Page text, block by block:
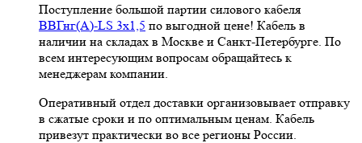
Поступление большой партии силового кабеля
ВВГнг(A)-LS 3х1,5 по выгодной цене! Кабель в
наличии на складах в Москве и Санкт-Петербурге. По
всем интересующим вопросам обращайтесь к
менеджерам компании.
Оперативный отдел доставки организовывает отправку
в сжатые сроки и по оптимальным ценам. Кабель
привезут практически во все регионы России.